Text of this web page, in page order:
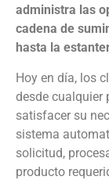
administra las
cadena de
hasta la
Hoy en día, los
desde cualquier
satisfacer su
sistema
solicitud,
producto